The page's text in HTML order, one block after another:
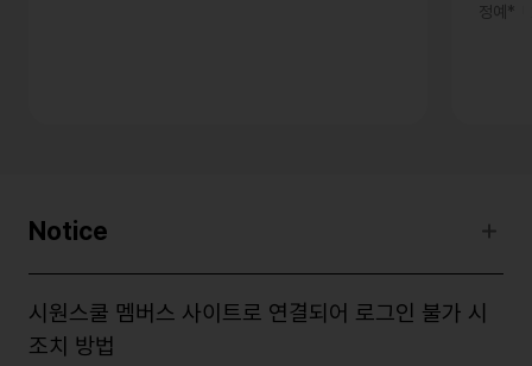
정예*
Notice
시원스쿨 멤버스 사이트로 연결되어 로그인 불가 시
조치 방법